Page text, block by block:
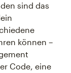
sind das
können –
Code, eine